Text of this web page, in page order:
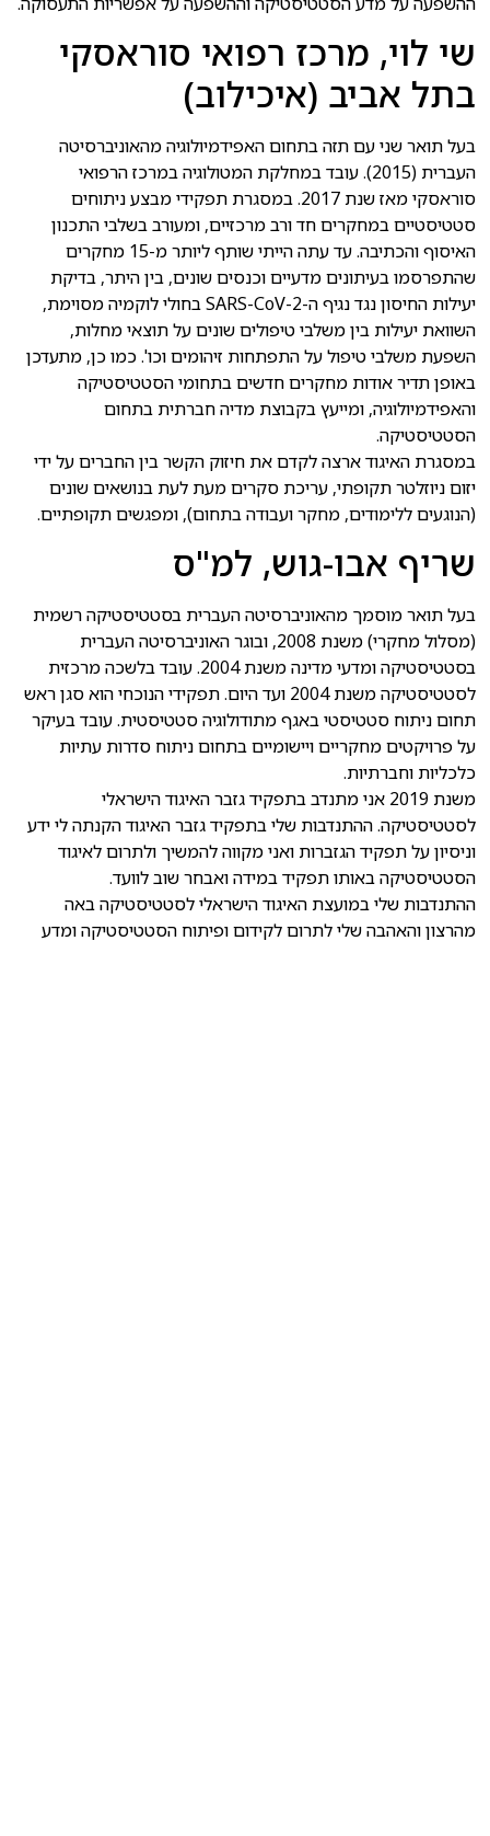
שי לוי, מרכז רפואי סוראסקי
בתל אביב (איכילוב)
בעל תואר שני עם תזה בתחום האפידמיולוגיה מהאוניברסיטה
העברית (2015). עובד במחלקת המטולוגיה במרכז הרפואי
סוראסקי מאז שנת 2017. במסגרת תפקידי מבצע ניתוחים
סטטיסטיים במחקרים חד ורב מרכזיים, ומעורב בשלבי התכנון
האיסוף והכתיבה. עד עתה הייתי שותף ליותר מ-15 מחקרים
שהתפרסמו בעיתונים מדעיים וכנסים שונים, בין היתר, בדיקת
יעילות החיסון נגד נגיף ה-SARS-CoV-2 בחולי לוקמיה מסוימת,
השוואת יעילות בין משלבי טיפולים שונים על תוצאי מחלות,
השפעת משלבי טיפול על התפתחות זיהומים וכו'. כמו כן, מתעדכן
באופן תדיר אודות מחקרים חדשים בתחומי הסטטיסטיקה
והאפידמיולוגיה, ומייעץ בקבוצת מדיה חברתית בתחום
הסטטיסטיקה.
במסגרת האיגוד ארצה לקדם את חיזוק הקשר בין החברים על ידי
יזום ניוזלטר תקופתי, עריכת סקרים מעת לעת בנושאים שונים
(הנוגעים ללימודים, מחקר ועבודה בתחום), ומפגשים תקופתיים.
שריף אבו-גוש, למ"ס
בעל תואר מוסמך מהאוניברסיטה העברית בסטטיסטיקה רשמית
(מסלול מחקרי) משנת 2008, ובוגר האוניברסיטה העברית
בסטטיסטיקה ומדעי מדינה משנת 2004. עובד בלשכה מרכזית
לסטטיסטיקה משנת 2004 ועד היום. תפקידי הנוכחי הוא סגן ראש
תחום ניתוח סטטיסטי באגף מתודולוגיה סטטיסטית. עובד בעיקר
על פרויקטים מחקריים ויישומיים בתחום ניתוח סדרות עתיות
כלכליות וחברתיות.
משנת 2019 אני מתנדב בתפקיד גזבר האיגוד הישראלי
לסטטיסטיקה. ההתנדבות שלי בתפקיד גזבר האיגוד הקנתה לי ידע
וניסיון על תפקיד הגזברות ואני מקווה להמשיך ולתרום לאיגוד
הסטטיסטיקה באותו תפקיד במידה ואבחר שוב לוועד.
ההתנדבות שלי במועצת האיגוד הישראלי לסטטיסטיקה באה
מהרצון והאהבה שלי לתרום לקידום ופיתוח הסטטיסטיקה ומדע